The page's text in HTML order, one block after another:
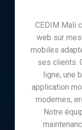
CEDIM Mali
web sur
mobiles
ses clients.
ligne, une
application
modernes,
Notre